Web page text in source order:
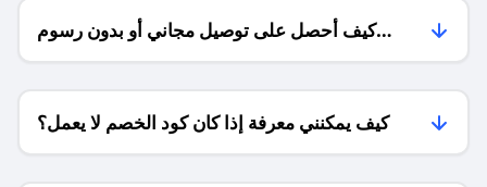
كيف أحصل على توصيل مجاني أو بدون رسوم
الشحن ؟
كيف يمكنني معرفة إذا كان كود الخصم لا يعمل؟